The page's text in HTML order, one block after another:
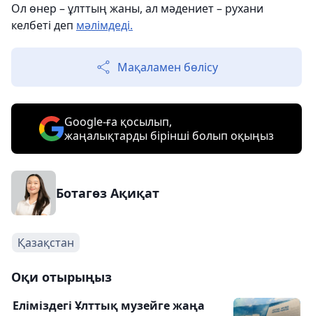
Ол өнер – ұлттың жаны, ал мәдениет – рухани
келбеті деп мәлімдеді.
Мақаламен бөлісу
Google-ға қосылып,
жаңалықтарды бірінші болып оқыңыз
Ботагөз Ақиқат
Қазақстан
Оқи отырыңыз
Еліміздегі Ұлттық музейге жаңа